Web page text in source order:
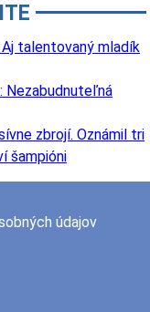
talentovaný mladík
Nezabudnuteľná
zbrojí. Oznámil tri
šampióni
údajov